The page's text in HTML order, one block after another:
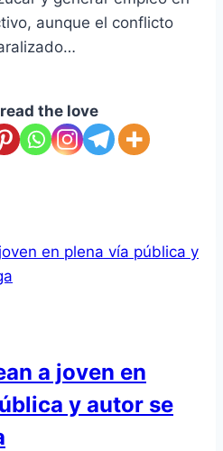
aunque el conflicto
the love
a joven en
y autor se